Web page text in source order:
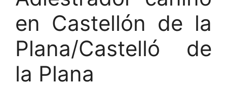
en Castellón de la
Plana/Castelló de
la Plana